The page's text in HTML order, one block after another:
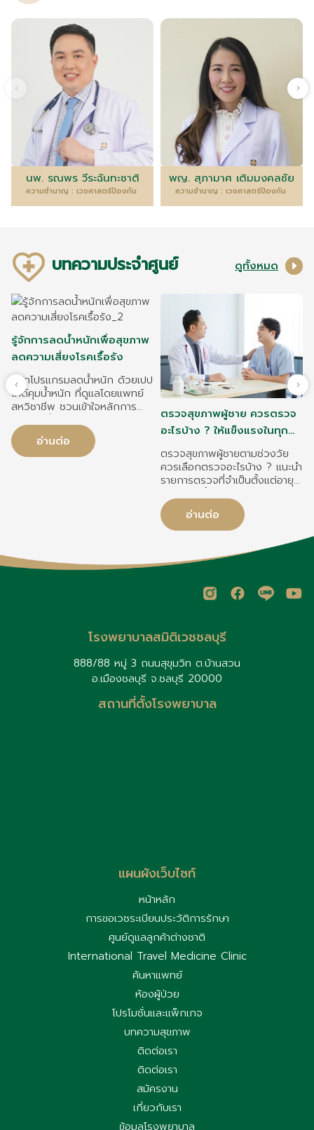
นพ. รณพร วีระฉันทะชาติ
ความชำนาญ : เวชศาสตร์ป้องกัน
พญ. สุภามาศ เติมมงคลชัย
ความชำนาญ : เวชศาสตร์ป้องกัน
บทความประจำศูนย์ ดูทั้งหมด
รู้จักการลดน้ำหนักเพื่อสุขภาพ
ลดความเสี่ยงโรคเรื้อรัง
รู้จักโปรแกรมลดน้ำหนัก ด้วยเปป
ไทด์คุมน้ำหนัก ที่ดูแลโดยแพทย์
สหวิชาชีพ ชวนเข้าใจหลักการ
ดูแลสุขภาพอย่างยั่งยืน
อ่านต่อ
ตรวจสุขภาพผู้ชาย ควรตรวจ
อะไรบ้าง ? ให้แข็งแรงในทุก
ตรวจสุขภาพผู้ชายตามช่วงวัย
ควรเลือกตรวจอะไรบ้าง ? แนะนำ
รายการตรวจที่จำเป็นตั้งแต่อายุ
ตัวเพื่อผลลัพธ์ที่แม่นยำ
อ่านต่อ
โรงพยาบาลสมิติเวชชลบุรี
888/88 หมู่ 3 ถนนสุขุมวิท ต.บ้านสวน
อ.เมืองชลบุรี จ.ชลบุรี 20000
สถานที่ตั้งโรงพยาบาล
แผนผังเว็บไซท์
หน้าหลัก
การขอเวชระเบียนประวัติการรักษา
ศูนย์ดูแลลูกค้าต่างชาติ
International Travel Medicine Clinic
ค้นหาแพทย์
ห้องผู้ป่วย
โปรโมชั่นและแพ็กเกจ
บทความสุขภาพ
ติดต่อเรา
ติดต่อเรา
สมัครงาน
เกี่ยวกับเรา
ข้อมูลโรงพยาบาล